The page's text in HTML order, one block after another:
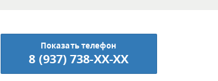
Показать телефон
8 (937) 738-XX-XX